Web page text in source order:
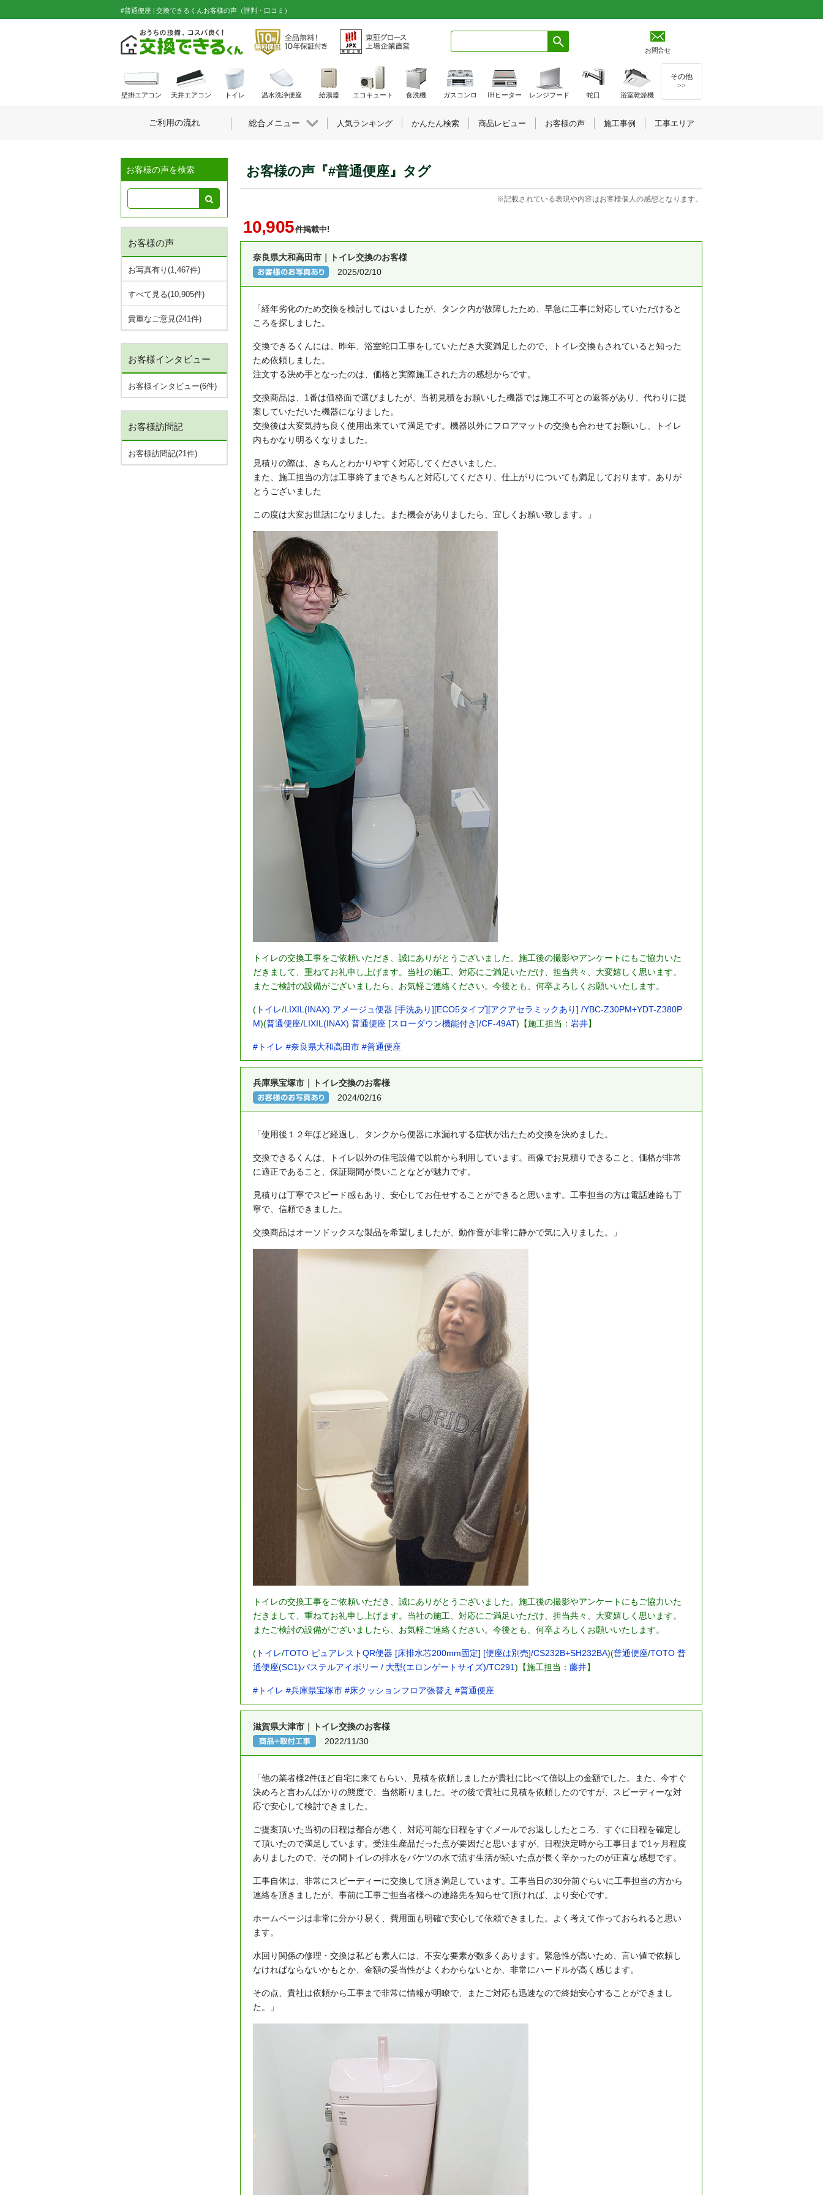
#普通便座 | 交換できるくんお客様の声（評判・口コミ）
お問合せ
お客様の声を検索
お客様の声
お写真有り(1,467件)
すべて見る(10,905件)
貴重なご意見(241件)
お客様インタビュー
お客様インタビュー(6件)
お客様訪問記
お客様訪問記(21件)
お客様の声『#普通便座』タグ
※記載されている表現や内容はお客様個人の感想となります。
10,905件掲載中!
奈良県大和高田市｜トイレ交換のお客様
2025/02/10
「経年劣化のため交換を検討してはいましたが、タンク内が故障したため、早急に工事に対応していただけると
ころを探しました。
交換できるくんには、昨年、浴室蛇口工事をしていただき大変満足したので、トイレ交換もされていると知った
ため依頼しました。
注文する決め手となったのは、価格と実際施工された方の感想からです。
交換商品は、1番は価格面で選びましたが、当初見積をお願いした機器では施工不可との返答があり、代わりに提
案していただいた機器になりました。
交換後は大変気持ち良く使用出来ていて満足です。機器以外にフロアマットの交換も合わせてお願いし、トイレ
内もかなり明るくなりました。
見積りの際は、きちんとわかりやすく対応してくださいました。
また、施工担当の方は工事終了まできちんと対応してくださり、仕上がりについても満足しております。ありが
とうございました
この度は大変お世話になりました。また機会がありましたら、宜しくお願い致します。」
トイレの交換工事をご依頼いただき、誠にありがとうございました。施工後の撮影やアンケートにもご協力いた
だきまして、重ねてお礼申し上げます。当社の施工、対応にご満足いただけ、担当共々、大変嬉しく思います。
またご検討の設備がございましたら、お気軽ご連絡ください。今後とも、何卒よろしくお願いいたします。
( トイレ/LIXIL(INAX) アメージュ便器 [手洗あり][ECO5タイプ][アクアセラミックあり] /YBC-Z30PM+YDT-Z380P
M)(普通便座/LIXIL(INAX) 普通便座 [スローダウン機能付き]/CF-49AT)【施工担当： 岩井】
#トイレ #奈良県大和高田市 #普通便座
兵庫県宝塚市｜トイレ交換のお客様
2024/02/16
「使用後１２年ほど経過し、タンクから便器に水漏れする症状が出たため交換を決めました。
交換できるくんは、トイレ以外の住宅設備で以前から利用しています。画像でお見積りできること、価格が非常
に適正であること、保証期間が長いことなどが魅力です。
見積りは丁寧でスピード感もあり、安心してお任せすることができると思います。工事担当の方は電話連絡も丁
寧で、信頼できました。
交換商品はオーソドックスな製品を希望しましたが、動作音が非常に静かで気に入りました。」
トイレの交換工事をご依頼いただき、誠にありがとうございました。施工後の撮影やアンケートにもご協力いた
だきまして、重ねてお礼申し上げます。当社の施工、対応にご満足いただけ、担当共々、大変嬉しく思います。
またご検討の設備がございましたら、お気軽ご連絡ください。今後とも、何卒よろしくお願いいたします。
( トイレ/TOTO ピュアレストQR便器 [床排水芯200mm固定] [便座は別売]/CS232B+SH232BA)(普通便座/TOTO 普
通便座(SC1)パステルアイボリー / 大型(エロンゲートサイズ)/TC291)【施工担当： 藤井】
#トイレ #兵庫県宝塚市 #床クッションフロア張替え #普通便座
滋賀県大津市｜トイレ交換のお客様
2022/11/30
「他の業者様2件ほど自宅に来てもらい、見積を依頼しましたが貴社に比べて倍以上の金額でした。また、今すぐ
決めろと言わんばかりの態度で、当然断りました。その後で貴社に見積を依頼したのですが、スピーディーな対
応で安心して検討できました。
ご提案頂いた当初の日程は都合が悪く、対応可能な日程をすぐメールでお返ししたところ、すぐに日程を確定し
て頂いたので満足しています。受注生産品だった点が要因だと思いますが、日程決定時から工事日まで1ヶ月程度
ありましたので、その間トイレの排水をバケツの水で流す生活が続いた点が長く辛かったのが正直な感想です。
工事自体は、非常にスピーディーに交換して頂き満足しています。工事当日の30分前ぐらいに工事担当の方から
連絡を頂きましたが、事前に工事ご担当者様への連絡先を知らせて頂ければ、より安心です。
ホームページは非常に分かり易く、費用面も明確で安心して依頼できました。よく考えて作っておられると思い
ます。
水回り関係の修理・交換は私ども素人には、不安な要素が数多くあります。緊急性が高いため、言い値で依頼し
なければならないかもとか、金額の妥当性がよくわからないとか、非常にハードルが高く感じます。
その点、貴社は依頼から工事まで非常に情報が明瞭で、またご対応も迅速なので終始安心することができまし
た。」
壁掛エアコン 天井エアコン トイレ 温水洗浄便座 給湯器 エコキュート 食洗機 ガスコンロ IHヒーター レンジフード 蛇口 浴室乾燥機
その他
>>
ご利用の流れ 総合メニュー 人気ランキング かんたん検索 商品レビュー お客様の声 施工事例 工事エリア